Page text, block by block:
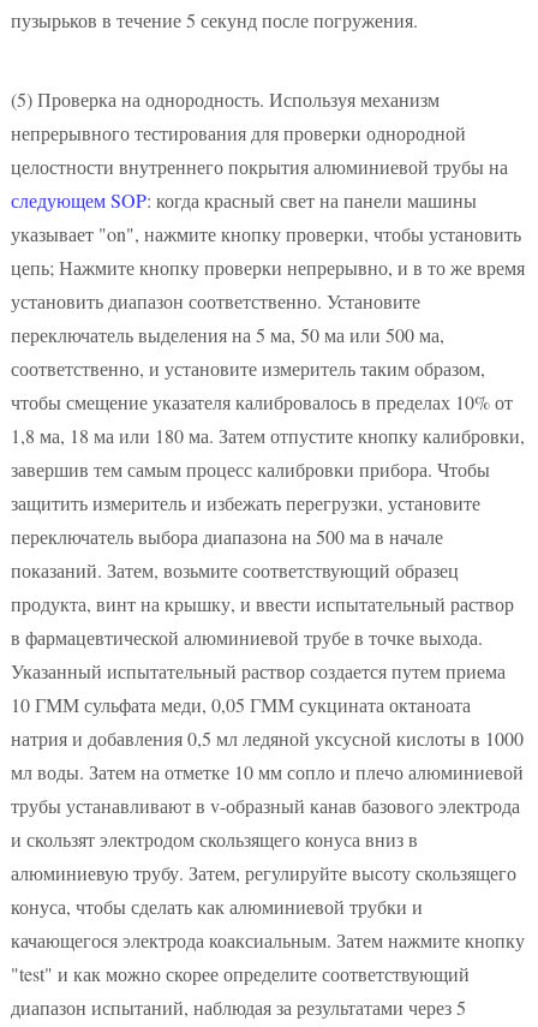
пузырьков в течение 5 секунд после погружения.
(5)Проверка на однородность. Используя механизм
непрерывного тестирования для проверки однородной
целостности внутреннего покрытия алюминиевой трубы на
следующем SOP: когда красный свет на панели машины
указывает "on", нажмите кнопку проверки, чтобы установить
цепь; Нажмите кнопку проверки непрерывно, и в то же время
установить диапазон соответственно. Установите
переключатель выделения на 5 ма, 50 ма или 500 ма,
соответственно, и установите измеритель таким образом,
чтобы смещение указателя калибровалось в пределах 10% от
1,8 ма, 18 ма или 180 ма. Затем отпустите кнопку калибровки,
завершив тем самым процесс калибровки прибора. Чтобы
защитить измеритель и избежать перегрузки, установите
переключатель выбора диапазона на 500 ма в начале
показаний. Затем, возьмите соответствующий образец
продукта, винт на крышку, и ввести испытательный раствор
в фармацевтической алюминиевой трубе в точке выхода.
Указанный испытательный раствор создается путем приема
10 ГММ сульфата меди, 0,05 ГММ сукцината октаноата
натрия и добавления 0,5 мл ледяной уксусной кислоты в 1000
мл воды. Затем на отметке 10 мм сопло и плечо алюминиевой
трубы устанавливают в v-образный канав базового электрода
и скользят электродом скользящего конуса вниз в
алюминиевую трубу. Затем, регулируйте высоту скользящего
конуса, чтобы сделать как алюминиевой трубки и
качающегося электрода коаксиальным. Затем нажмите кнопку
"test" и как можно скорее определите соответствующий
диапазон испытаний, наблюдая за результатами через 5